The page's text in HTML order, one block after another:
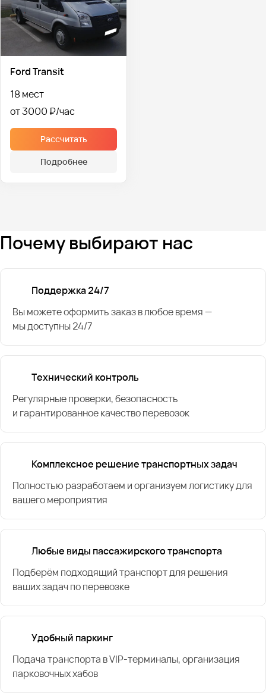
Ford Transit
18 мест
от 3000 ₽
Рассчитать
Подробнее
Почему выбирают нас
Поддержка 24/7
Вы можете оформить заказ в любое время —
мы доступны 24/7
Технический контроль
Регулярные проверки, безопасность
и гарантированное качество перевозок
Комплексное решение транспортных задач
Полностью разработаем и организуем логистику для
вашего мероприятия
Любые виды пассажирского транспорта
Подберём подходящий транспорт для решения
ваших задач по перевозке
Удобный паркинг
Подача транспорта в VIP-терминалы, организация
парковочных хабов